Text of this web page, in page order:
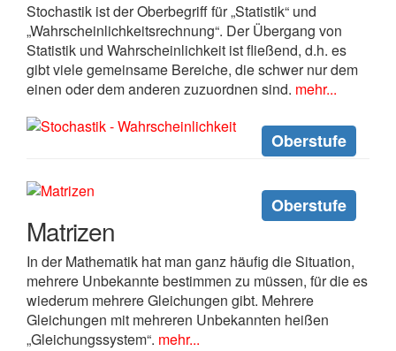
Stochastik ist der Oberbegriff für „Statistik“ und
„Wahrscheinlichkeitsrechnung“. Der Übergang von
Statistik und Wahrscheinlichkeit ist fließend, d.h. es
gibt viele gemeinsame Bereiche, die schwer nur dem
einen oder dem anderen zuzuordnen sind. mehr...
Oberstufe
Oberstufe
Matrizen
In der Mathematik hat man ganz häufig die Situation,
mehrere Unbekannte bestimmen zu müssen, für die es
wiederum mehrere Gleichungen gibt. Mehrere
Gleichungen mit mehreren Unbekannten heißen
„Gleichungssystem“. mehr...